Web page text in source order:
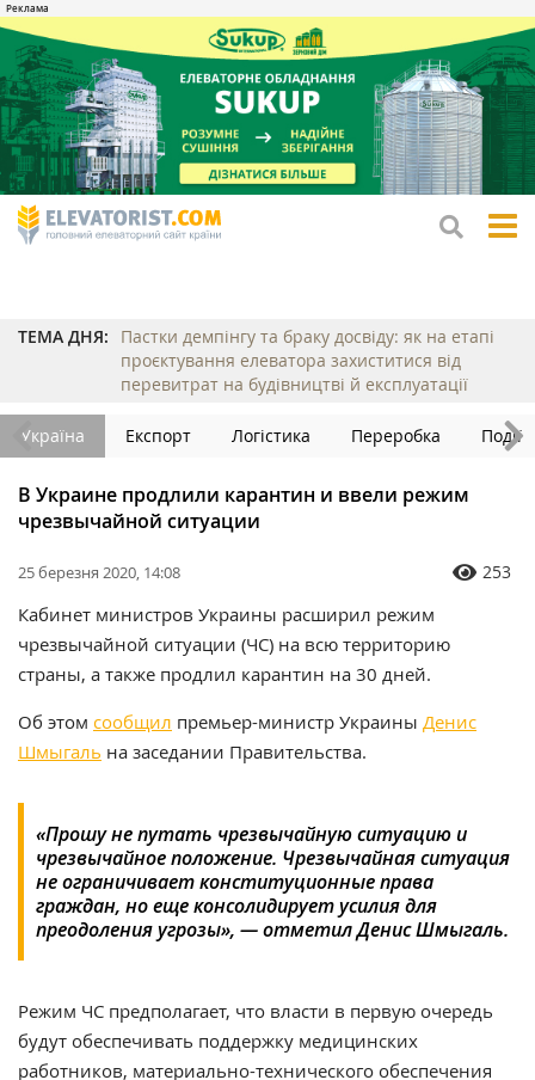
ТЕМА ДНЯ:
Пастки демпінгу та браку досвіду: як на етапі
проєктування елеватора захиститися від
перевитрат на будівництві й експлуатації
Україна Експорт Логістика Переробка Події
В Украине продлили карантин и ввели режим
чрезвычайной ситуации
25 березня 2020, 14:08 253
Кабинет министров Украины расширил режим
чрезвычайной ситуации (ЧС) на всю территорию
страны, а также продлил карантин на 30 дней.
Об этом сообщил премьер-министр Украины Денис
Шмыгаль на заседании Правительства.
«Прошу не путать чрезвычайную ситуацию и
чрезвычайное положение. Чрезвычайная ситуация
не ограничивает конституционные права
граждан, но еще консолидирует усилия для
преодоления угрозы», — отметил Денис Шмыгаль.
Режим ЧС предполагает, что власти в первую очередь
будут обеспечивать поддержку медицинских
работников, материально-технического обеспечения